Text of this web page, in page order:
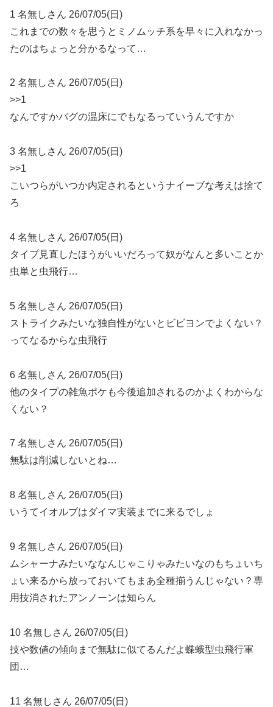
1 名無しさん 26/07/05(日)
これまでの数々を思うとミノムッチ系を早々に入れなかっ
たのはちょっと分かるなって…
2 名無しさん 26/07/05(日)
>>1
なんですかバグの温床にでもなるっていうんですか
3 名無しさん 26/07/05(日)
>>1
こいつらがいつか内定されるというナイーブな考えは捨て
ろ
4 名無しさん 26/07/05(日)
タイプ見直したほうがいいだろって奴がなんと多いことか
虫単と虫飛行…
5 名無しさん 26/07/05(日)
ストライクみたいな独自性がないとビビヨンでよくない？
ってなるからな虫飛行
6 名無しさん 26/07/05(日)
他のタイプの雑魚ポケも今後追加されるのかよくわからな
くない？
7 名無しさん 26/07/05(日)
無駄は削減しないとね…
8 名無しさん 26/07/05(日)
いうてイオルブはダイマ実装までに来るでしょ
9 名無しさん 26/07/05(日)
ムシャーナみたいななんじゃこりゃみたいなのもちょいち
ょい来るから放っておいてもまあ全種揃うんじゃない？専
用技消されたアンノーンは知らん
10 名無しさん 26/07/05(日)
技や数値の傾向まで無駄に似てるんだよ蝶蛾型虫飛行軍
団…
11 名無しさん 26/07/05(日)